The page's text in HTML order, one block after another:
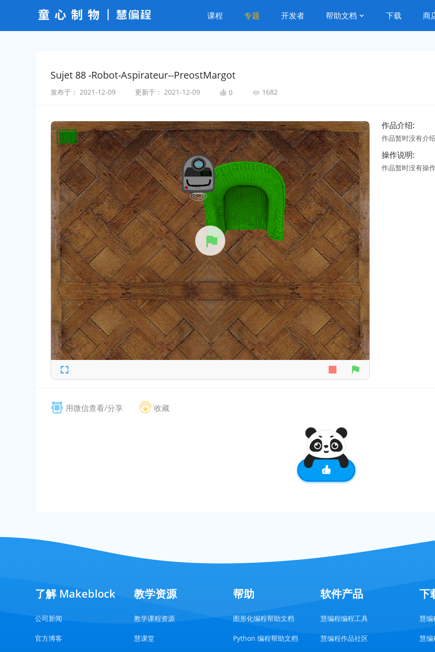
课程 专题 开发者 帮助文档 下载 商
Sujet 88 -Robot-Aspirateur--PreostMargot
发布于： 2021-12-09 更新于： 2021-12-09 0 1682
作品介绍:
作品暂时没有介
操作说明:
作品暂时没有操
用微信查看/分享 收藏
了解 Makeblock
公司新闻
官方博客
教学资源
教学课程资源
慧课堂
帮助
图形化编程帮助文档
Python 编程帮助文档
软件产品
慧编程编程工具
慧编程作品社区
下
慧
慧